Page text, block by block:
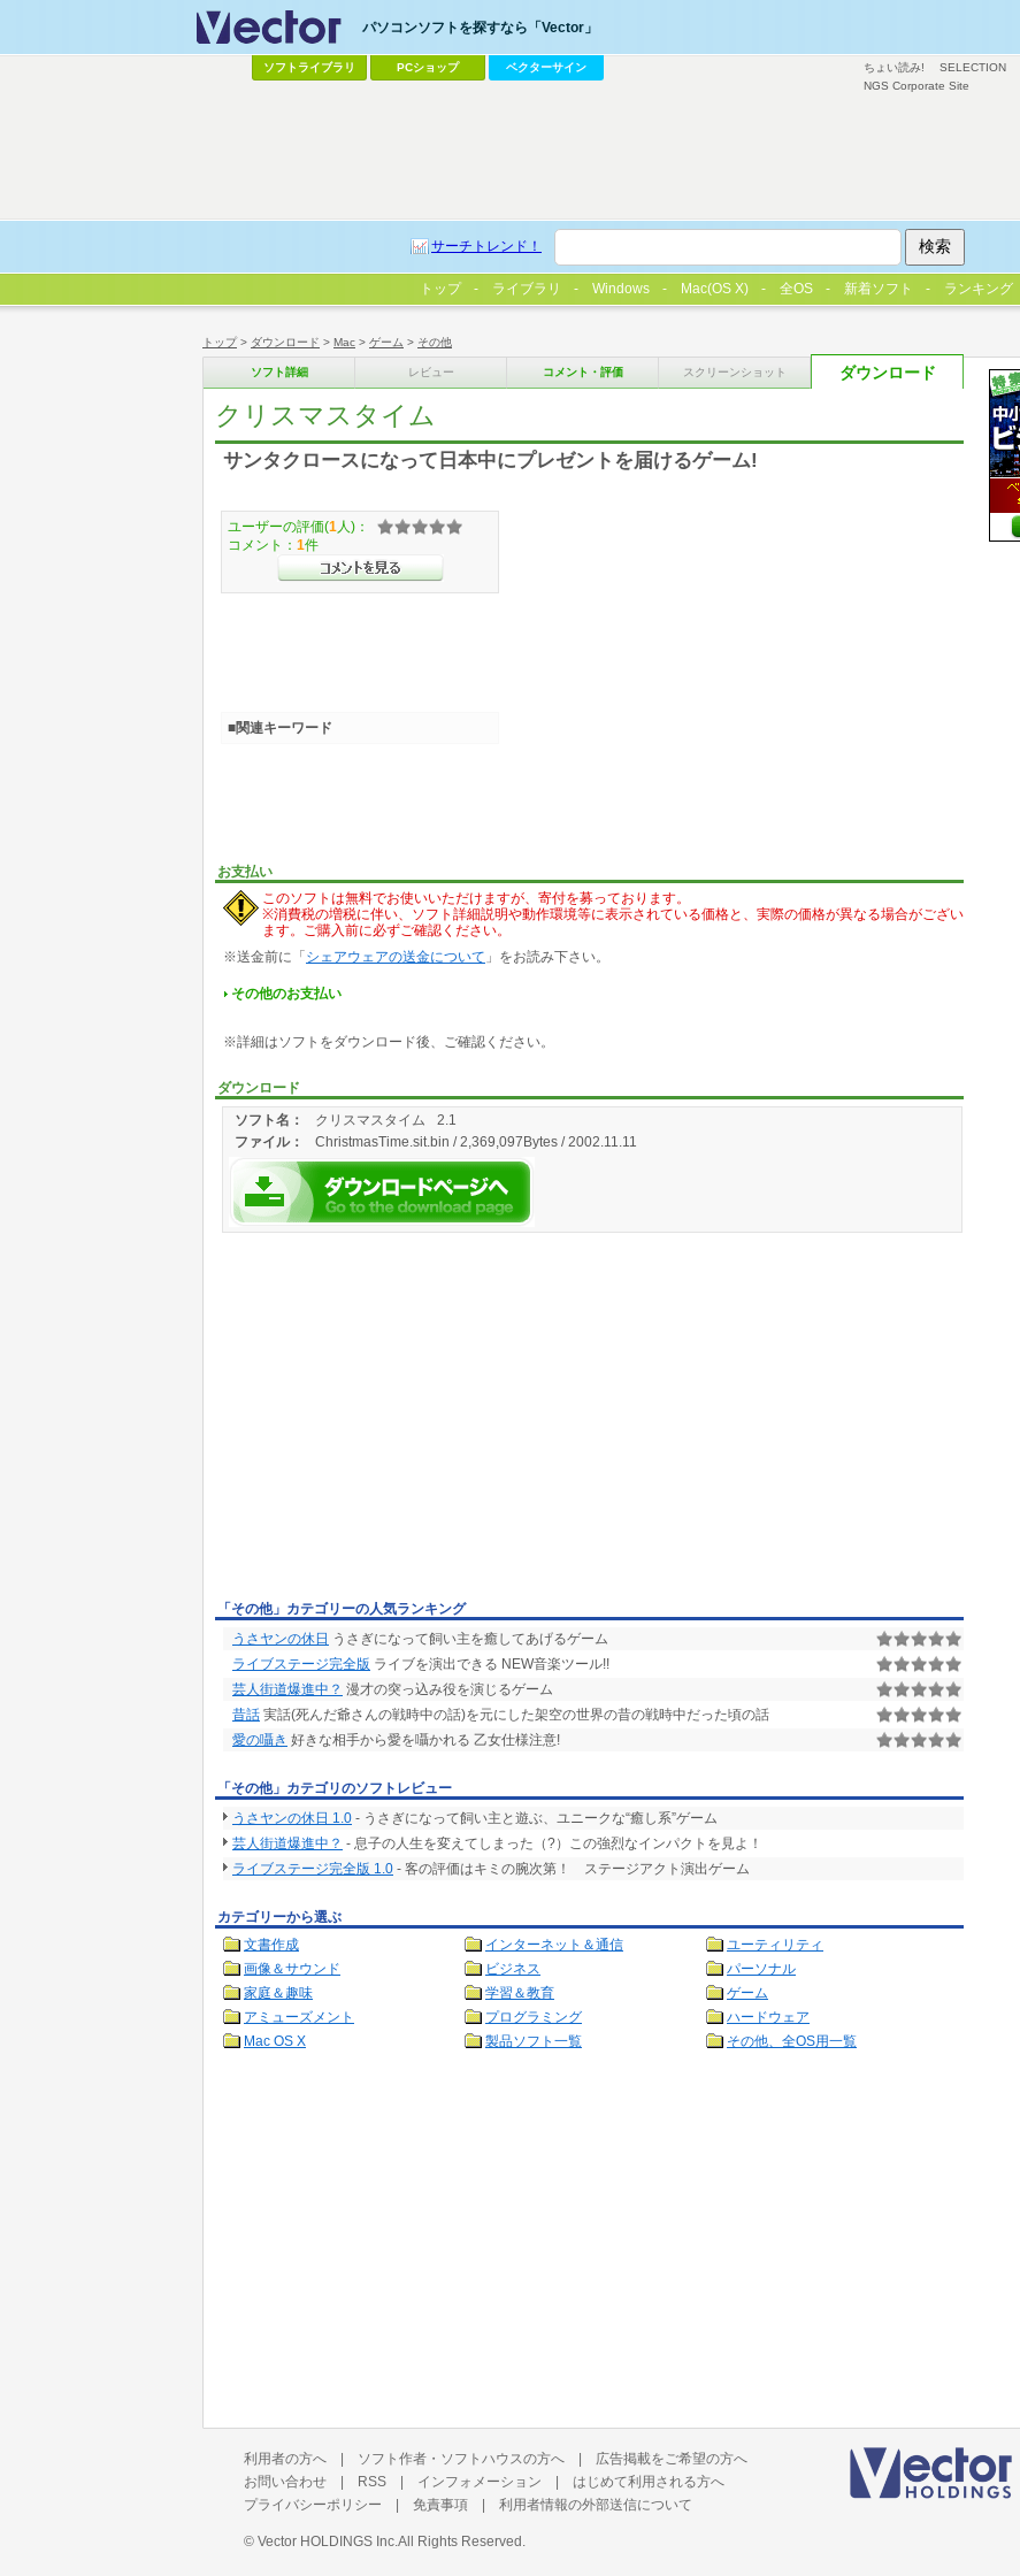
トップ> ダウンロード > Mac > ゲーム > その他
ソフト詳細 レビュー コメント・評価 スクリーンショット ダウンロード
クリスマスタイム
サンタクロースになって日本中にプレゼントを届けるゲーム!
お支払い
このソフトは無料でお使いいただけますが、寄付を募っております。
※消費税の増税に伴い、ソフト詳細説明や動作環境等に表示されている価格と、実際の価格が異なる場合がござい
ます。ご購入前に必ずご確認ください。
※送金前に「シェアウェアの送金について 」をお読み下さい。
その他のお支払い
※詳細はソフトをダウンロード後、ご確認ください。
ダウンロード
ソフト名：
クリスマスタイム 2.1
ファイル： ChristmasTime.sit.bin / 2,369,097Bytes / 2002.11.11
ユーザーの評価(1 人)：
コメント： 1件
■関連キーワード
「その他」カテゴリーの人気ランキング
うさヤンの休日 うさぎになって飼い主を癒してあげるゲーム
ライブステージ完全版 ライブを演出できる NEW音楽ツール!!
芸人街道爆進中？ 漫才の突っ込み役を演じるゲーム
昔話 実話(死んだ爺さんの戦時中の話)を元にした架空の世界の昔の戦時中だった頃の話
愛の囁き 好きな相手から愛を囁かれる 乙女仕様注意!
「その他」カテゴリのソフトレビュー
うさヤンの休日 1.0 - うさぎになって飼い主と遊ぶ、ユニークな“癒し系”ゲーム
芸人街道爆進中？ - 息子の人生を変えてしまった（?）この強烈なインパクトを見よ！
ライブステージ完全版 1.0 - 客の評価はキミの腕次第！ ステージアクト演出ゲーム
カテゴリーから選ぶ
文書作成
インターネット＆通信
ユーティリティ
画像＆サウンド
ビジネス
パーソナル
家庭＆趣味
学習＆教育
ゲーム
アミューズメント
プログラミング
ハードウェア
Mac OS X
製品ソフト一覧 その他、全OS用一覧
ちょい読み! SELECTION
NGS Corporate Site
パソコンソフトを探すなら「Vector」
ソフトライブラリ PCショップ ベクターサイン
サーチトレンド！
トップ ライブラリ Windows Mac(OS X) 全OS 新着ソフト ランキング
利用者の方へ | ソフト作者・ソフトハウスの方へ | 広告掲載をご希望の方へ
お問い合わせ | RSS | インフォメーション | はじめて利用される方へ
プライバシーポリシー | 免責事項 | 利用者情報の外部送信について
© Vector HOLDINGS Inc. All Rights Reserved.